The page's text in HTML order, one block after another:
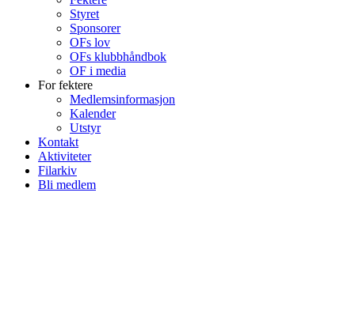
Styret
Sponsorer
OFs lov
OFs klubbhåndbok
OF i media
For fektere
Medlemsinformasjon
Kalender
Utstyr
Kontakt
Aktiviteter
Filarkiv
Bli medlem